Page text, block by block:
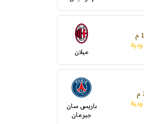
ودية
ميلان
ودية
باريس سان
جيرمان